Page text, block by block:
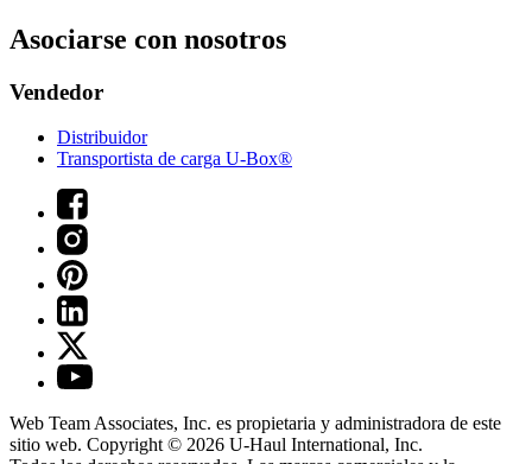
Asociarse con nosotros
Vendedor
Distribuidor
Transportista de carga U-Box®
Web Team Associates, Inc. es propietaria y administradora de este
sitio web. Copyright © 2026 U-Haul International, Inc.